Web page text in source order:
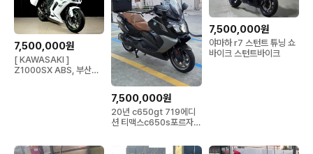
7,500,000원
[ KAWASAKI ]
Z1000SX ABS, 부산김
7,500,000원
20년 c650gt 719에디
션 티맥스c650s포르자
7,500,000원
야마하 r7 스턴트 튜닝 쇼
바이크 스턴트바이크